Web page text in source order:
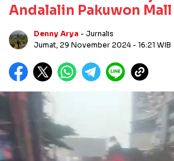
Andalalin Pakuwon Mall
Denny Arya - Jurnalis
Jumat, 29 November 2024 - 16:21 WIB